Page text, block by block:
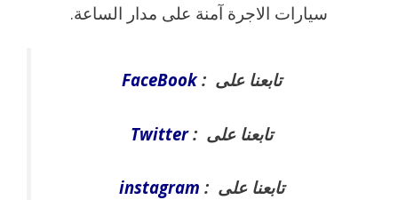
سيارات الاجرة آمنة على مدار الساعة.
تابعنا على :FaceBook
تابعنا على :Twitter
تابعنا على : instagram